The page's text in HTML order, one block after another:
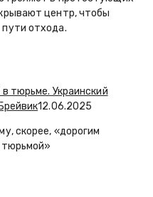
центр, чтобы
отхода.
тюрьме. Украинский
12.06.2025
скорее, «дорогим
тюрьмой»